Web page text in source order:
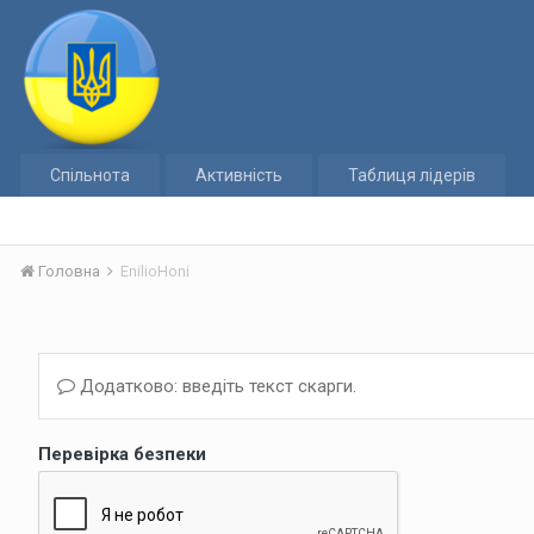
Спільнота Активність Таблиця лідерів
Головна EnilioHoni
Додатково: введіть текст скарги.
Перевірка безпеки